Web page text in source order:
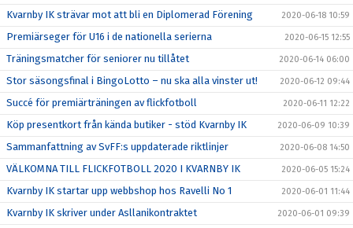
Kvarnby IK strävar mot att bli en Diplomerad Förening 2020-06-18 10:59
Premiärseger för U16 i de nationella serierna 2020-06-15 12:55
Träningsmatcher för seniorer nu tillåtet 2020-06-14 06:00
Stor säsongsfinal i BingoLotto – nu ska alla vinster ut! 2020-06-12 09:44
Succé för premiärträningen av flickfotboll 2020-06-11 12:22
Köp presentkort från kända butiker - stöd Kvarnby IK 2020-06-09 10:39
Sammanfattning av SvFF:s uppdaterade riktlinjer 2020-06-08 14:50
VÄLKOMNA TILL FLICKFOTBOLL 2020 I KVARNBY IK 2020-06-05 15:24
Kvarnby IK startar upp webbshop hos Ravelli No 1 2020-06-01 11:44
Kvarnby IK skriver under Asllanikontraktet 2020-06-01 09:39